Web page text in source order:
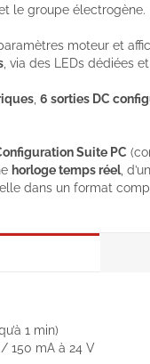
le groupe électrogène.
moteur et
, via des LEDs dédiées
, 6 sorties DC
Suite PC
horloge temps réel, d’un
dans un format
1 min)
150 mA à 24 V